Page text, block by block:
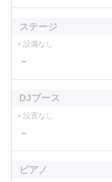
ステージ
× 設備なし
－
DJブース
× 設置なし
－
ピアノ